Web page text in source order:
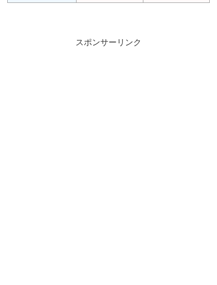
スポンサーリンク